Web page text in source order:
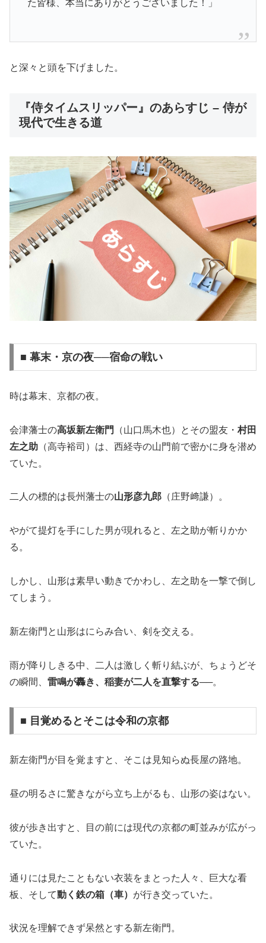
た皆様、本当にありがとうございました！」
と深々と頭を下げました。
『侍タイムスリッパー』のあらすじ – 侍が
現代で生きる道
■ 幕末・京の夜──宿命の戦い
時は幕末、京都の夜。
会津藩士の高坂新左衛門 （山口馬木也）とその盟友・ 村田
左之助 （高寺裕司）は、西経寺の山門前で密かに身を潜め
ていた。
二人の標的は長州藩士の山形彦九郎 （庄野﨑謙）。
やがて提灯を手にした男が現れると、左之助が斬りかか
る。
しかし、山形は素早い動きでかわし、左之助を一撃で倒し
てしまう。
新左衛門と山形はにらみ合い、剣を交える。
雨が降りしきる中、二人は激しく斬り結ぶが、ちょうどそ
の瞬間、 雷鳴が轟き、稲妻が二人を直撃する──。
■ 目覚めるとそこは令和の京都
新左衛門が目を覚ますと、そこは見知らぬ長屋の路地。
昼の明るさに驚きながら立ち上がるも、山形の姿はない。
彼が歩き出すと、目の前には現代の京都の町並みが広がっ
ていた。
通りには見たこともない衣装をまとった人々、巨大な看
板、そして動く鉄の箱（車） が行き交っていた。
状況を理解できず呆然とする新左衛門。